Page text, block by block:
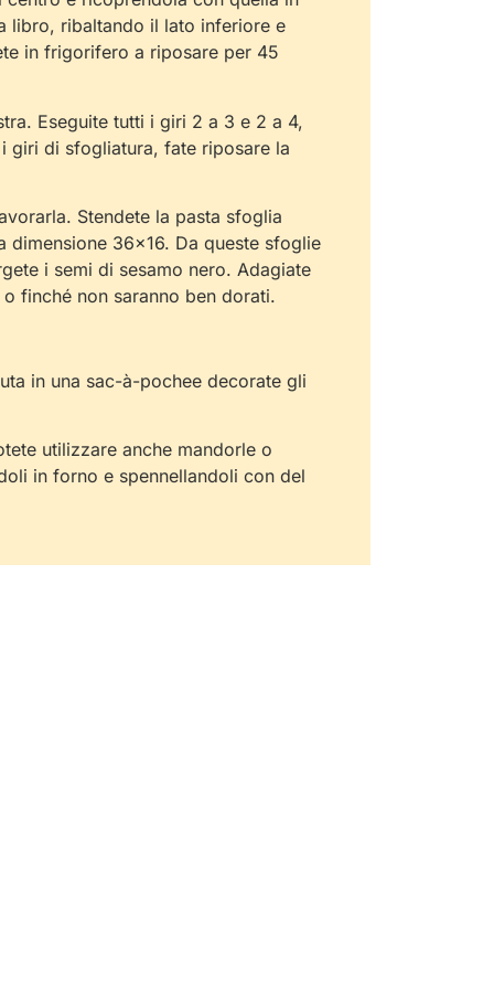
libro, ribaltando il lato inferiore e
in frigorifero a riposare per 45
Eseguite tutti i giri 2 a 3 e 2 a 4,
giri di sfogliatura, fate riposare la
Stendete la pasta sfoglia
36×16. Da queste sfoglie
i semi di sesamo nero. Adagiate
finché non saranno ben dorati.
in una sac-à-pochee decorate gli
utilizzare anche mandorle o
in forno e spennellandoli con del